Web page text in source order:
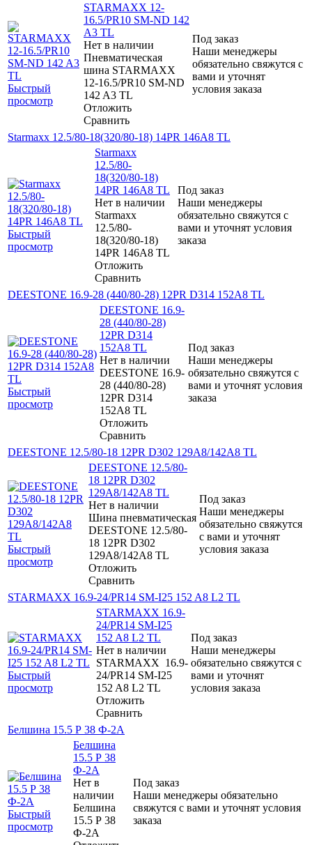
Быстрый
просмотр
STARMAXX 12-
16.5/PR10 SM-ND 142
A3 TL
Нет в наличии
Пневматическая
шина STARMAXX
12-16.5/PR10 SM-ND
142 A3 TL
Отложить
Сравнить
Под заказ
Наши менеджеры
обязательно свяжутся с
вами и уточнят
условия заказа
Starmaxx 12.5/80-18(320/80-18) 14PR 146A8 TL
Быстрый
просмотр
Starmaxx
12.5/80-
18(320/80-18)
14PR 146A8 TL
Нет в наличии
Starmaxx
12.5/80-
18(320/80-18)
14PR 146A8 TL
Отложить
Сравнить
Под заказ
Наши менеджеры
обязательно свяжутся с
вами и уточнят условия
заказа
DEESTONE 16.9-28 (440/80-28) 12PR D314 152A8 TL
Быстрый
просмотр
DEESTONE 16.9-
28 (440/80-28)
12PR D314
152A8 TL
Нет в наличии
DEESTONE 16.9-
28 (440/80-28)
12PR D314
152A8 TL
Отложить
Сравнить
Под заказ
Наши менеджеры
обязательно свяжутся с
вами и уточнят условия
заказа
DEESTONE 12.5/80-18 12PR D302 129A8/142A8 TL
Быстрый
просмотр
DEESTONE 12.5/80-
18 12PR D302
129A8/142A8 TL
Нет в наличии
Шина пневматическая
DEESTONE 12.5/80-
18 12PR D302
129A8/142A8 TL
Отложить
Сравнить
Под заказ
Наши менеджеры
обязательно свяжутся
с вами и уточнят
условия заказа
STARMAXX 16.9-24/PR14 SM-I25 152 A8 L2 TL
Быстрый
просмотр
STARMAXX 16.9-
24/PR14 SM-I25
152 A8 L2 TL
Нет в наличии
STARMAXX 16.9-
24/PR14 SM-I25
152 A8 L2 TL
Отложить
Сравнить
Под заказ
Наши менеджеры
обязательно свяжутся с
вами и уточнят
условия заказа
Белшина 15.5 Р 38 Ф-2А
Быстрый
просмотр
Белшина
15.5 Р 38
Ф-2А
Нет в
наличии
Белшина
15.5 Р 38
Ф-2А
Под заказ
Наши менеджеры обязательно
свяжутся с вами и уточнят условия
заказа